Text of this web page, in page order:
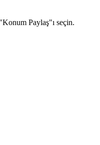
Paylaş"ı seçin.